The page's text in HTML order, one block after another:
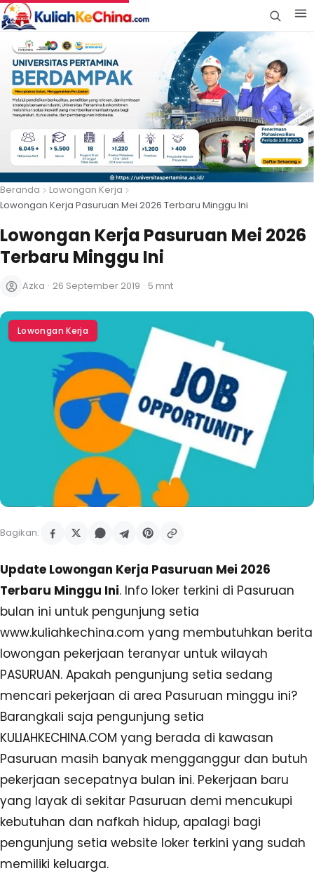
Beranda
Lowongan Kerja
Lowongan Kerja Pasuruan Mei 2026 Terbaru Minggu Ini
Lowongan Kerja Pasuruan Mei 2026
Terbaru Minggu Ini
Azka · 26 September 2019 · 5 mnt
Lowongan Kerja
Bagikan:
Update Lowongan Kerja Pasuruan Mei 2026
Terbaru Minggu Ini. Info loker terkini di Pasuruan
bulan ini untuk pengunjung setia
www.kuliahkechina.com yang membutuhkan berita
lowongan pekerjaan teranyar untuk wilayah
PASURUAN. Apakah pengunjung setia sedang
mencari pekerjaan di area Pasuruan minggu ini?
Barangkali saja pengunjung setia
KULIAHKECHINA.COM yang berada di kawasan
Pasuruan masih banyak mengganggur dan butuh
pekerjaan secepatnya bulan ini. Pekerjaan baru
yang layak di sekitar Pasuruan demi mencukupi
kebutuhan dan nafkah hidup, apalagi bagi
pengunjung setia website loker terkini yang sudah
memiliki keluarga.